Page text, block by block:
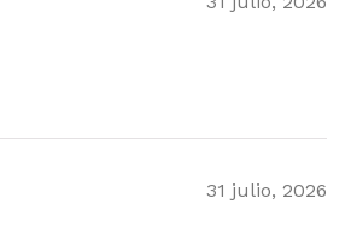
31 julio, 2026